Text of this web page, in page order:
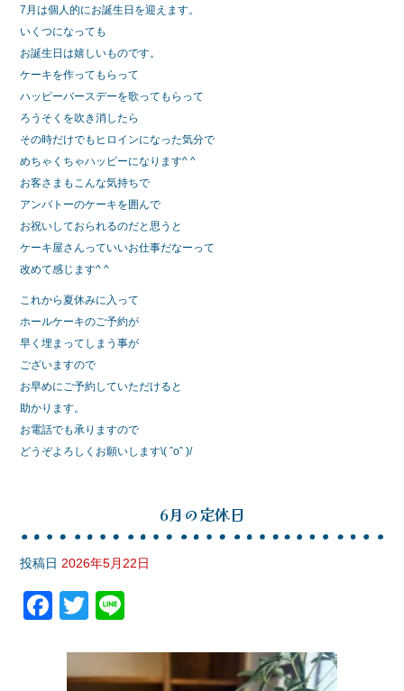
7月は個人的にお誕生日を迎えます。
いくつになっても
お誕生日は嬉しいものです。
ケーキを作ってもらって
ハッピーバースデーを歌ってもらって
ろうそくを吹き消したら
その時だけでもヒロインになった気分で
めちゃくちゃハッピーになります^ ^
お客さまもこんな気持ちで
アンバトーのケーキを囲んで
お祝いしておられるのだと思うと
ケーキ屋さんっていいお仕事だなーって
改めて感じます^ ^
これから夏休みに入って
ホールケーキのご予約が
早く埋まってしまう事が
ございますので
お早めにご予約していただけると
助かります。
お電話でも承りますので
どうぞよろしくお願いします\( ˆoˆ )/
6月の定休日
投稿日 2026年5月22日
F
c
T
tt
e